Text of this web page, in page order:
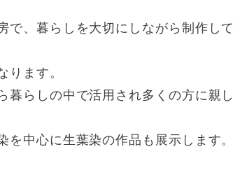
で、暮らしを大切にしながら制作して
ります。
暮らしの中で活用され多くの方に親し
中心に生葉染の作品も展示します。